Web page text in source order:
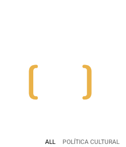
ALL POLÍTICA CULTURAL